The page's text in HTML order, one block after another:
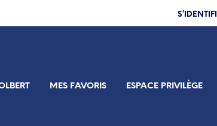
MES FAVORIS ESPACE PRIVILÈGE